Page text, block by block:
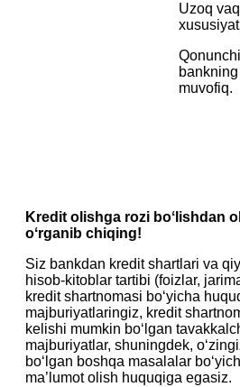
Uzoq
muvofiq.
Kredit olishga rozi boʻlishdan
oʻrganib chiqing!
Siz bankdan kredit shartlari va
hisob-kitoblar tartibi (foizlar,
kredit shartnomasi bo‘yicha
majburiyatlaringiz, kredit
kelishi mumkin bo‘lgan
majburiyatlar, shuningdek,
bo‘lgan boshqa masalalar
ma’lumot olish huquqiga egasiz.